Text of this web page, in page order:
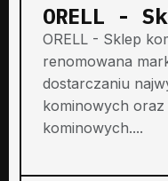
ORELL -
ORELL - Sklep
renomowana
dostarczaniu
kominowych
kominowych....